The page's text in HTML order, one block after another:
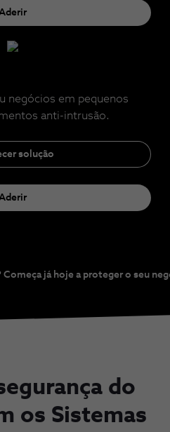
negócios em pequenos
anti-intrusão.
solução
Começa já hoje a proteger o seu
do
os Sistemas